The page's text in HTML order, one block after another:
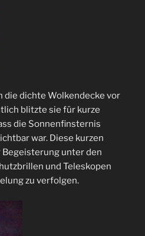
die dichte Wolkendecke vor
blitzte sie für kurze
die Sonnenfinsternis
war. Diese kurzen
unter den
und Teleskopen
zu verfolgen.